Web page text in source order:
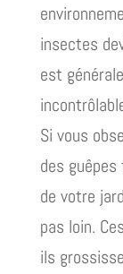
insectes
est
Si vous
des
de votre
pas loin.
ils